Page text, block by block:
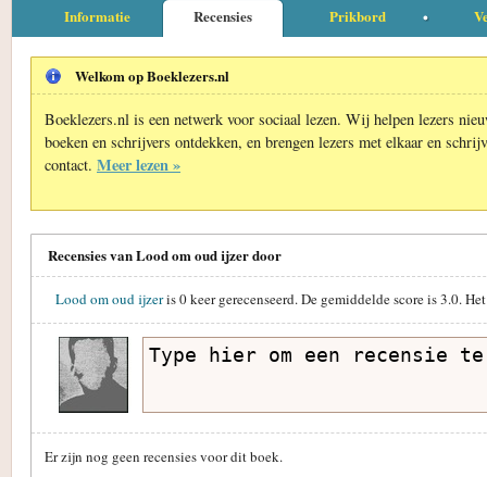
Informatie Recensies Prikbord
Welkom op Boeklezers.nl
Boeklezers.nl is een netwerk voor sociaal lezen. Wij helpen lezers
boeken en schrijvers ontdekken, en brengen lezers met elkaar en
contact. Meer lezen »
Recensies van Lood om oud ijzer door
Lood om oud ijzeris0keer gerecenseerd. De gemiddelde score is3.0.
Er zijn nog geen recensies voor dit boek.